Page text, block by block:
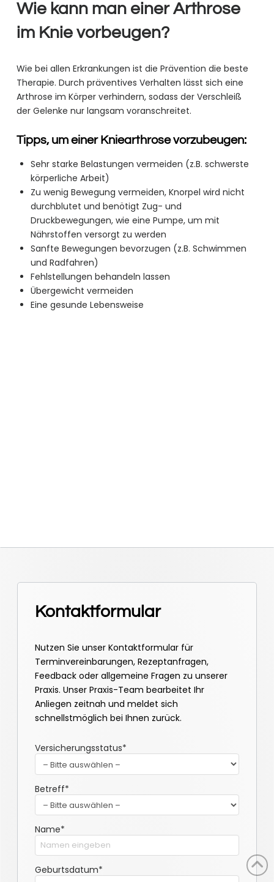
Wie kann man einer Arthrose
im Knie vorbeugen?
Wie bei allen Erkrankungen ist die Prävention die beste
Therapie. Durch präventives Verhalten lässt sich eine
Arthrose im Körper verhindern, sodass der Verschleiß
der Gelenke nur langsam voranschreitet.
Tipps, um einer Kniearthrose vorzubeugen:
Sehr starke Belastungen vermeiden (z.B. schwerste
körperliche Arbeit)
Zu wenig Bewegung vermeiden, Knorpel wird nicht
durchblutet und benötigt Zug- und
Druckbewegungen, wie eine Pumpe, um mit
Nährstoffen versorgt zu werden
Sanfte Bewegungen bevorzugen (z.B. Schwimmen
und Radfahren)
Fehlstellungen behandeln lassen
Übergewicht vermeiden
Eine gesunde Lebensweise
Kontaktformular
Nutzen Sie unser Kontaktformular für
Terminvereinbarungen, Rezeptanfragen,
Feedback oder allgemeine Fragen zu unserer
Praxis. Unser Praxis-Team bearbeitet Ihr
Anliegen zeitnah und meldet sich
schnellstmöglich bei Ihnen zurück.
Versicherungsstatus*
Betreff*
Name*
Geburtsdatum*